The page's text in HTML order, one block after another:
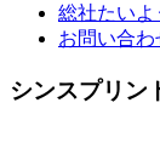
総社たい
お問い合わ
シンスプリン